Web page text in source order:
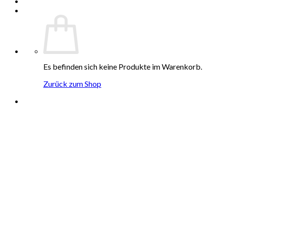
Es befinden sich keine Produkte im Warenkorb.
Zurück zum Shop